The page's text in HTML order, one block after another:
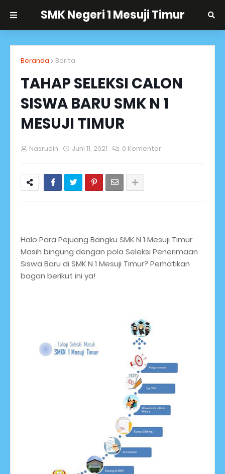
SMK Negeri 1 Mesuji Timur
Beranda Berita
TAHAP SELEKSI CALON
SISWA BARU SMK N 1
MESUJI TIMUR
Nasrudin Juni 11, 2021 0 Komentar
Halo Para Pejuang Bangku SMK N 1 Mesuji Timur.
Masih bingung dengan pola Seleksi Penerimaan
Siswa Baru di SMK N 1 Mesuji Timur? Perhatikan
bagan berikut ini ya!